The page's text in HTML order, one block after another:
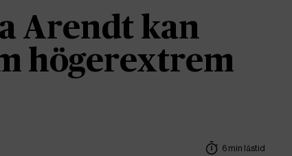
Arendt kan
högerextrem
6 min lästid